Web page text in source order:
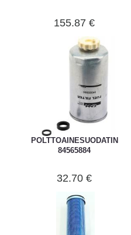
155.87 €
POLTTOAINESUODATIN
84565884
32.70 €